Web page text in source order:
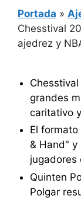
Portada »
Chesstival
ajedrez y
grandes
caritativo
El
& Hand" y
jugadores
Quinten
Polgar